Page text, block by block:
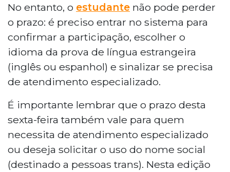
No entanto, o estudante não pode perder
o prazo: é preciso entrar no sistema para
confirmar a participação, escolher o
idioma da prova de língua estrangeira
(inglês ou espanhol) e sinalizar se precisa
de atendimento especializado.
É importante lembrar que o prazo desta
sexta-feira também vale para quem
necessita de atendimento especializado
ou deseja solicitar o uso do nome social
(destinado a pessoas trans). Nesta edição